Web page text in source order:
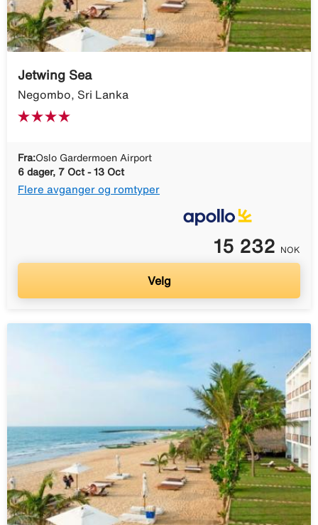
Jetwing Sea
Negombo, Sri Lanka
Fra:Oslo Gardermoen Airport
6 dager, 7 Oct - 13 Oct
Flere avganger og romtyper
15 232 NOK
Velg